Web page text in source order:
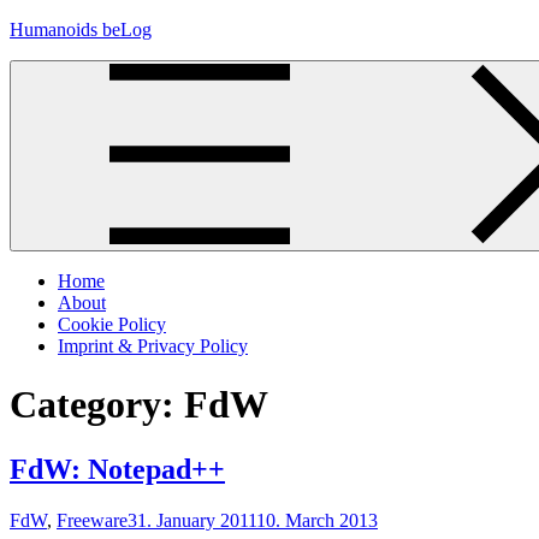
Skip
Humanoids beLog
Home
About
Cookie Policy
Imprint & Privacy Policy
Category: FdW
FdW: Notepad++
FdW, Freeware31. January 201110. March 2013